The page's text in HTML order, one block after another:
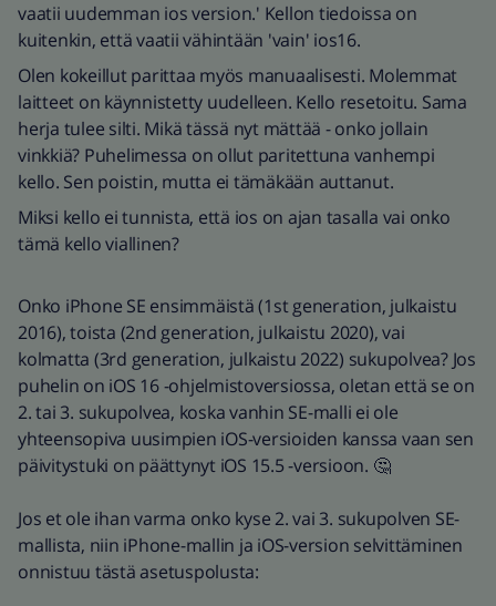
vaatii uudemman ios version.' Kellon tiedoissa on
kuitenkin, että vaatii vähintään 'vain' ios16.
Olen kokeillut parittaa myös manuaalisesti. Molemmat
laitteet on käynnistetty uudelleen. Kello resetoitu. Sama
herja tulee silti. Mikä tässä nyt mättää - onko jollain
vinkkiä? Puhelimessa on ollut paritettuna vanhempi
kello. Sen poistin, mutta ei tämäkään auttanut.
Miksi kello ei tunnista, että ios on ajan tasalla vai onko
tämä kello viallinen?
Onko iPhone SE ensimmäistä (1st generation, julkaistu
2016), toista (2nd generation, julkaistu 2020), vai
kolmatta (3rd generation, julkaistu 2022) sukupolvea? Jos
puhelin on iOS 16 -ohjelmistoversiossa, oletan että se on
2. tai 3. sukupolvea, koska vanhin SE-malli ei ole
yhteensopiva uusimpien iOS-versioiden kanssa vaan sen
päivitystuki on päättynyt iOS 15.5 -versioon. 🤔
Jos et ole ihan varma onko kyse 2. vai 3. sukupolven SE-
mallista, niin iPhone-mallin ja iOS-version selvittäminen
onnistuu tästä asetuspolusta: